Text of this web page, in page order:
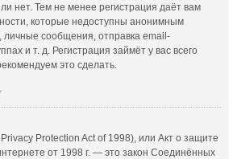
нет. Тем не менее регистрация даёт вам
которые недоступны анонимным
личные сообщения, отправка email-
и т. д. Регистрация займёт у вас всего
это сделать.
Protection Act of 1998), или Акт о защите
от 1998 г. — это закон Соединённых